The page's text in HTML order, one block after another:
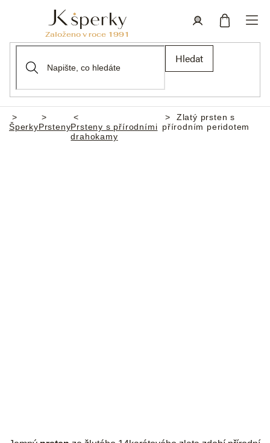
Hledat
Domů
ŠperkyPrstenyPrsteny s přírodními
drahokamy
Zlatý prsten s
přírodním peridotem